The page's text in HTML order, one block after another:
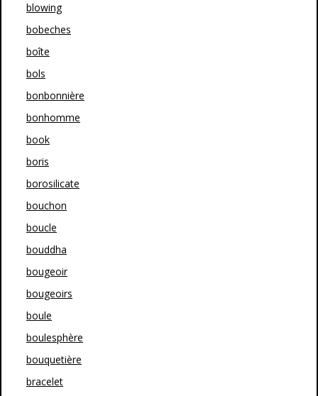
blowing
bobeches
boîte
bols
bonbonnière
bonhomme
book
boris
borosilicate
bouchon
boucle
bouddha
bougeoir
bougeoirs
boule
boulesphère
bouquetière
bracelet